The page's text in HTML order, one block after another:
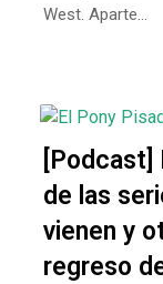
West. Aparte…
[Podcast]
de las
vienen y
regreso